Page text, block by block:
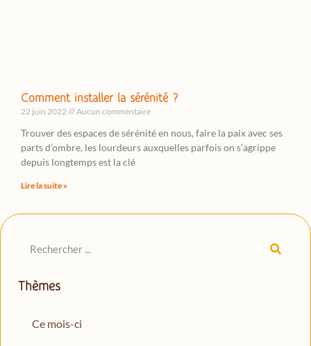
Comment installer la sérénité ?
22 juin 2022 Aucun commentaire
Trouver des espaces de sérénité en nous, faire la paix avec ses
parts d’ombre, les lourdeurs auxquelles parfois on s’agrippe
depuis longtemps est la clé
Lire la suite »
Thèmes
Ce mois-ci